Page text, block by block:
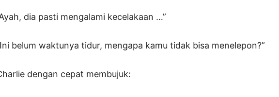
dia pasti mengalami kecelakaan …”
belum waktunya tidur, mengapa kamu tidak bisa menelepon?”
dengan cepat membujuk: